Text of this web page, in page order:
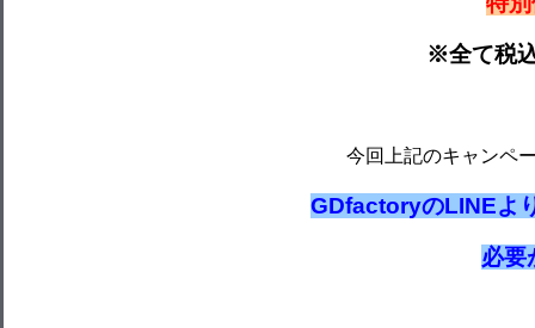
※全て税
今回上記のキャンペ
GDfactoryのLINEよ
必要